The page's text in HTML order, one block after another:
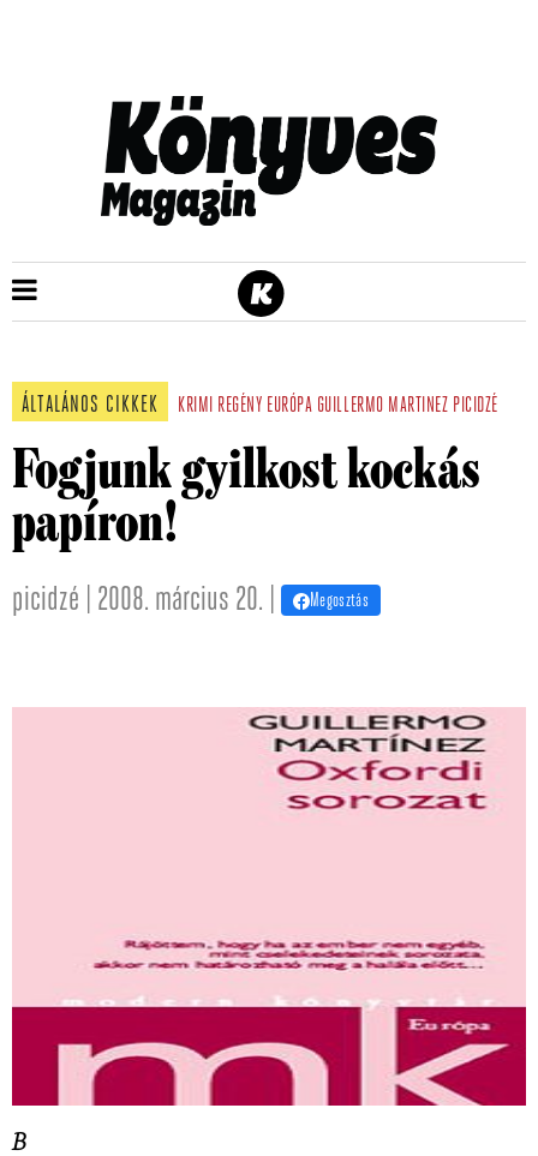
ÁLTALÁNOS CIKKEK KRIMI REGÉNY EURÓPA GUILLERMO MARTINEZ PICIDZÉ
Fogjunk gyilkost kockás
papíron!
picidzé | 2008. március 20. | Megosztás
B